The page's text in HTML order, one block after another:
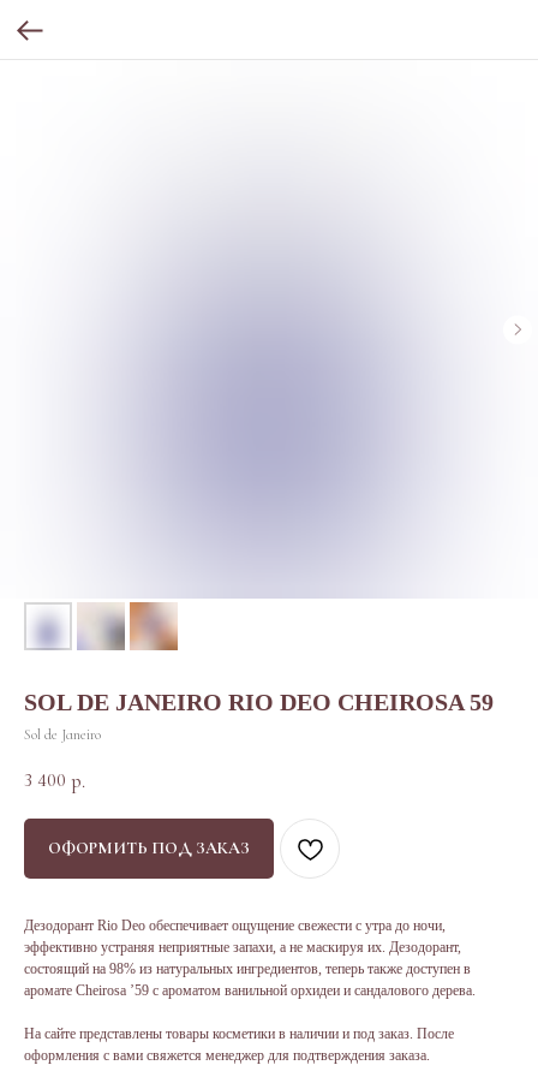
SOL DE JANEIRO RIO DEO CHEIROSA 59
Sol de Janeiro
3 400 р.
ОФОРМИТЬ ПОД ЗАКАЗ
Дезодорант Rio Deo обеспечивает ощущение свежести с утра до ночи,
эффективно устраняя неприятные запахи, а не маскируя их. Дезодорант,
состоящий на 98% из натуральных ингредиентов, теперь также доступен в
аромате Cheirosa ’59 с ароматом ванильной орхидеи и сандалового дерева.
На сайте представлены товары косметики в наличии и под заказ. После
оформления с вами свяжется менеджер для подтверждения заказа.